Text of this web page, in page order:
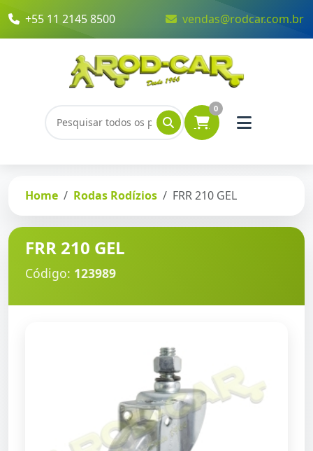
+55 11 2145 8500 vendas@rodcar.com.br
0
Home Rodas Rodízios FRR 210 GEL
FRR 210 GEL
Código: 123989